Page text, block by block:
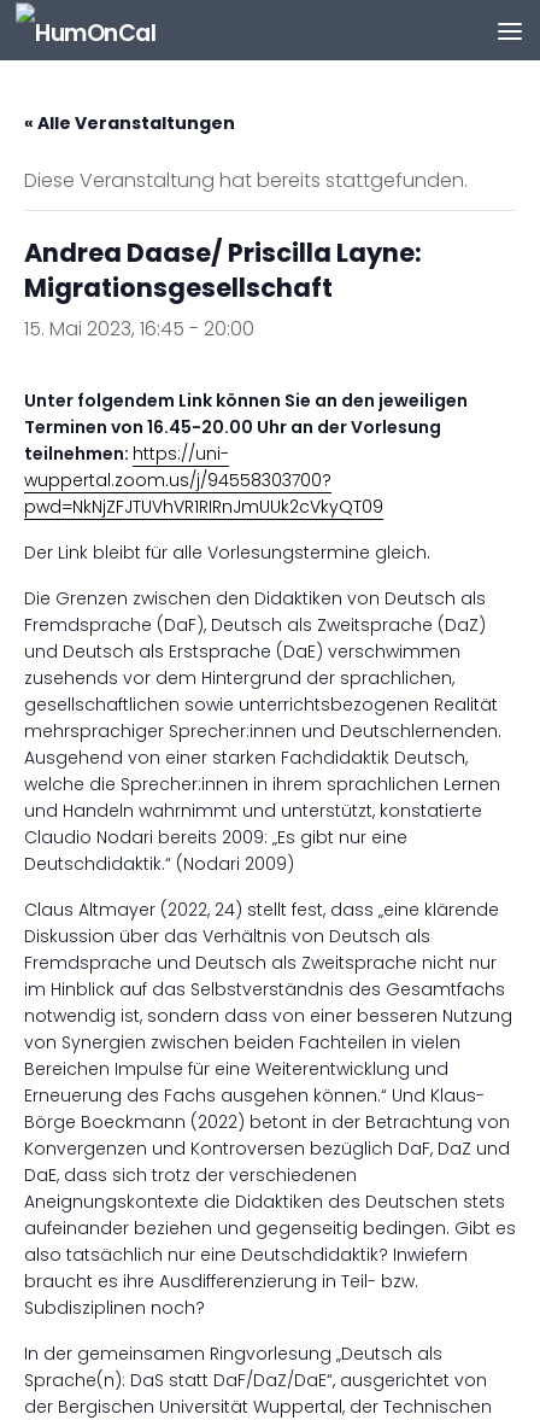
Zum Inhalt springen
« Alle Veranstaltungen
Diese Veranstaltung hat bereits stattgefunden.
Andrea Daase/ Priscilla Layne:
Migrationsgesellschaft
15. Mai 2023, 16:45 - 20:00
Unter folgendem Link können Sie an den jeweiligen
Terminen von 16.45-20.00 Uhr an der Vorlesung
teilnehmen: https://uni-
wuppertal.zoom.us/j/94558303700?
pwd=NkNjZFJTUVhVR1RIRnJmUUk2cVkyQT09
Der Link bleibt für alle Vorlesungstermine gleich.
Die Grenzen zwischen den Didaktiken von Deutsch als
Fremdsprache (DaF), Deutsch als Zweitsprache (DaZ)
und Deutsch als Erstsprache (DaE) verschwimmen
zusehends vor dem Hintergrund der sprachlichen,
gesellschaftlichen sowie unterrichtsbezogenen Realität
mehrsprachiger Sprecher:innen und Deutschlernenden.
Ausgehend von einer starken Fachdidaktik Deutsch,
welche die Sprecher:innen in ihrem sprachlichen Lernen
und Handeln wahrnimmt und unterstützt, konstatierte
Claudio Nodari bereits 2009: „Es gibt nur eine
Deutschdidaktik.“ (Nodari 2009)
Claus Altmayer (2022, 24) stellt fest, dass „eine klärende
Diskussion über das Verhältnis von Deutsch als
Fremdsprache und Deutsch als Zweitsprache nicht nur
im Hinblick auf das Selbstverständnis des Gesamtfachs
notwendig ist, sondern dass von einer besseren Nutzung
von Synergien zwischen beiden Fachteilen in vielen
Bereichen Impulse für eine Weiterentwicklung und
Erneuerung des Fachs ausgehen können.“ Und Klaus-
Börge Boeckmann (2022) betont in der Betrachtung von
Konvergenzen und Kontroversen bezüglich DaF, DaZ und
DaE, dass sich trotz der verschiedenen
Aneignungskontexte die Didaktiken des Deutschen stets
aufeinander beziehen und gegenseitig bedingen. Gibt es
also tatsächlich nur eine Deutschdidaktik? Inwiefern
braucht es ihre Ausdifferenzierung in Teil- bzw.
Subdisziplinen noch?
In der gemeinsamen Ringvorlesung „Deutsch als
Sprache(n): DaS statt DaF/DaZ/DaE“, ausgerichtet von
der Bergischen Universität Wuppertal, der Technischen